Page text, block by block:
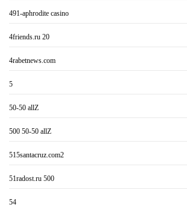
491-aphrodite casino
4friends.ru 20
4rabetnews.com
5
50-50 allZ
500 50-50 allZ
515santacruz.com2
51radost.ru 500
54